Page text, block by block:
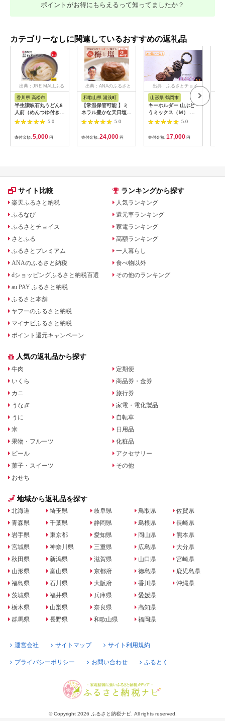
ポイントがお得にもらえるって知ってましたか？
カテゴリーなしに関連しているおすすめの返礼品
出典：JRE MALLふる
さと納税
香川県 高松市
半生讃岐石丸うどん6
人前（めんつゆ付き）
麺300g×2袋
5.0
寄付金額: 5,000 円
出典：ANAのふるさと
和歌山県 湯浅町
【常温保管可能 】ミ
ネラル豊かな天日塩だ
けで漬けた無添加梅干
し2kg 梅ボーイズ｜
B201_EP6024
5.0
寄付金額: 24,000 円
出典：ふるさとチョイ
山形県 鶴岡市
キーホルダー 山ぶど
うミックス（Ｍ） 山
形県鶴岡市 アトリエ
かおる | 山葡萄 雑貨
キーホルダー ギフト
贈り物 お取り寄せ 返
礼品
5.0
寄付金額: 17,000 円
サイト比較
楽天ふるさと納税
ふるなび
ふるさとチョイス
さとふる
ふるさとプレミアム
ANAのふるさと納税
dショッピングふるさと納税百選
au PAY ふるさと納税
ふるさと本舗
ヤフーのふるさと納税
マイナビふるさと納税
ポイント還元キャンペーン
ランキングから探す
人気ランキング
還元率ランキング
家電ランキング
高額ランキング
一人暮らし
食べ物以外
その他のランキング
人気の返礼品から探す
牛肉
いくら
カニ
うなぎ
うに
米
果物・フルーツ
ビール
菓子・スイーツ
おせち
定期便
商品券・金券
旅行券
家電・電化製品
自転車
日用品
化粧品
アクセサリー
その他
地域から返礼品を探す
北海道
青森県
岩手県
宮城県
秋田県
山形県
福島県
茨城県
栃木県
群馬県
埼玉県
千葉県
東京都
神奈川県
新潟県
富山県
石川県
福井県
山梨県
長野県
岐阜県
静岡県
愛知県
三重県
滋賀県
京都府
大阪府
兵庫県
奈良県
和歌山県
鳥取県
島根県
岡山県
広島県
山口県
徳島県
香川県
愛媛県
高知県
福岡県
佐賀県
長崎県
熊本県
大分県
宮崎県
鹿児島県
沖縄県
運営会社 サイトマップ サイト利用規約
プライバシーポリシー お問い合わせ ふるとく
© Copyright 2026 ふるさと納税ナビ. All rights reserved.